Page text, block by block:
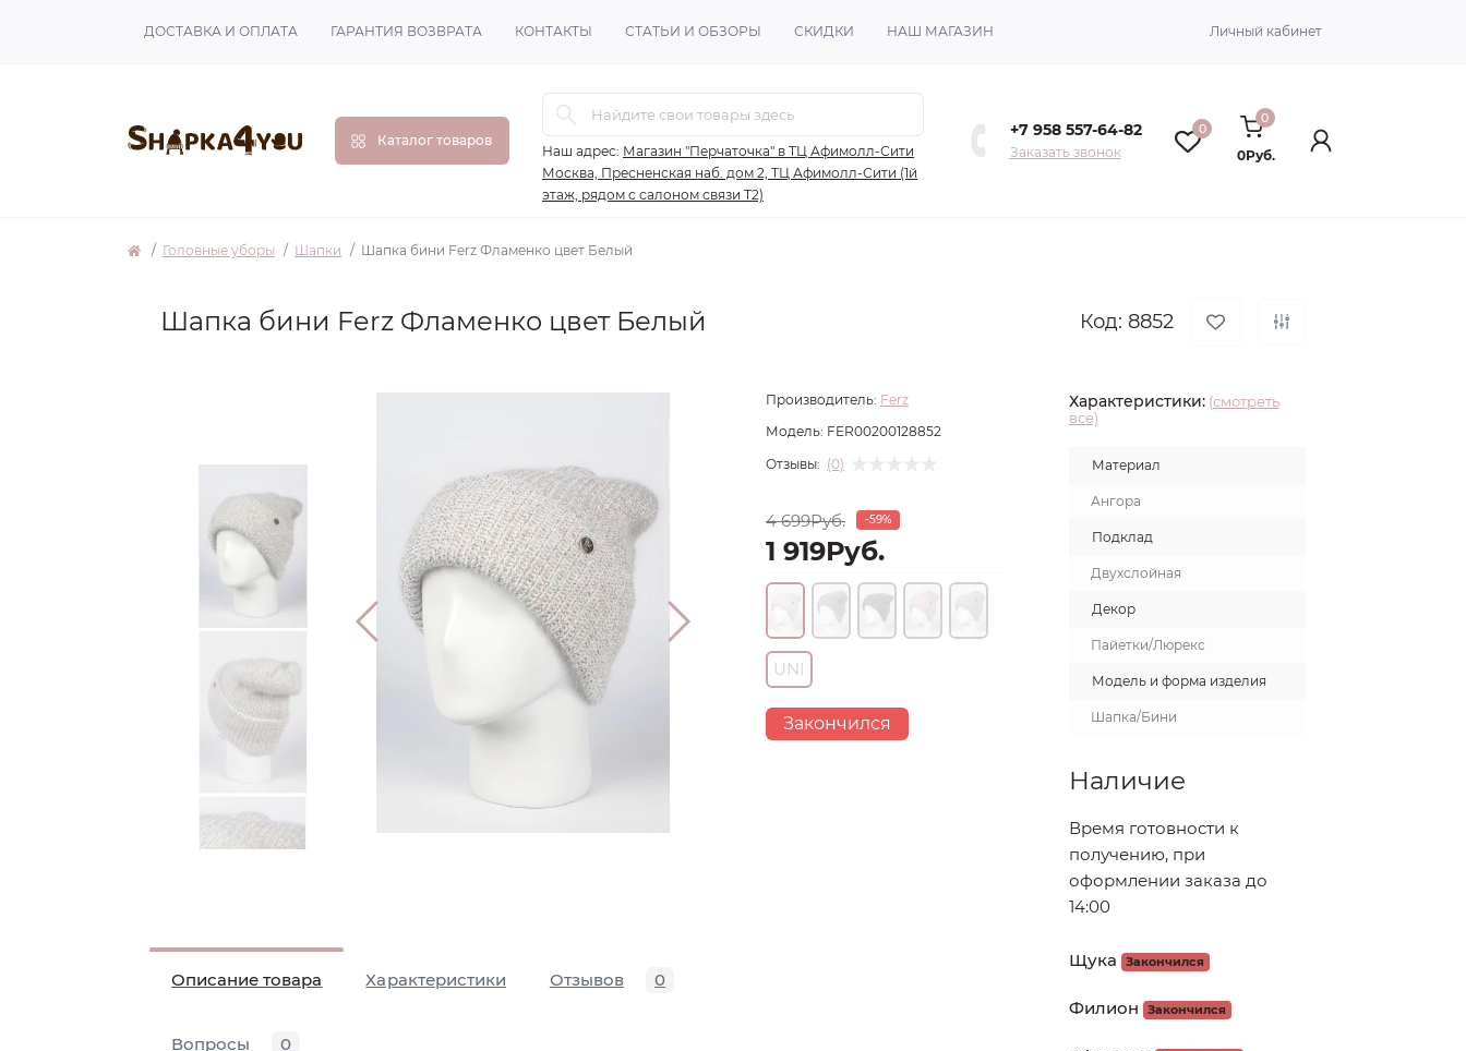
ДОСТАВКА И ОПЛАТА ГАРАНТИЯ ВОЗВРАТА КОНТАКТЫ СТАТЬИ И ОБЗОРЫ СКИДКИ НАШ МАГАЗИН Личный кабинет
Каталог товаров
Наш адрес: Магазин "Перчаточка" в ТЦ Афимолл-Сити
Москва, Пресненская наб. дом 2, ТЦ Афимолл-Сити (1й
этаж, рядом с салоном связи Т2)
+7 958 557-64-82
Заказать звонок
0
0
0Руб.
Головные уборы Шапки Шапка бини Ferz Фламенко цвет Белый
Шапка бини Ferz Фламенко цвет Белый Код: 8852
Описание товара Характеристики Отзывов 0
Вопросы 0
Производитель: Ferz
Модель: FER00200128852
Отзывы: (0)
4 699Руб. -59%
1 919Руб.
UNI
Закончился
Характеристики: (смотреть
все)
Материал
Ангора
Подклад
Двухслойная
Декор
Пайетки/Люрекс
Модель и форма изделия
Шапка/Бини
Наличие
Время готовности к
получению, при
оформлении заказа до
14:00
Щука Закончился
Филион Закончился